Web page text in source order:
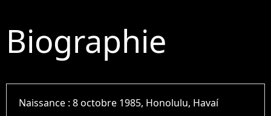
Biographie
Naissance :8 octobre 1985, Honolulu, Havaí